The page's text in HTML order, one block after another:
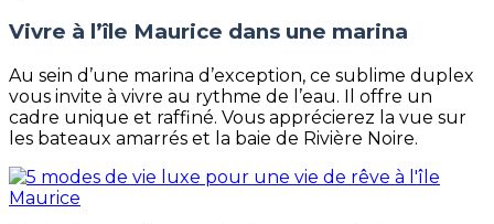
Vivre à l’île Maurice dans une marina
Au sein d’une marina d’exception, ce sublime duplex
vous invite à vivre au rythme de l’eau. Il offre un
cadre unique et raffiné. Vous apprécierez la vue sur
les bateaux amarrés et la baie de Rivière Noire.